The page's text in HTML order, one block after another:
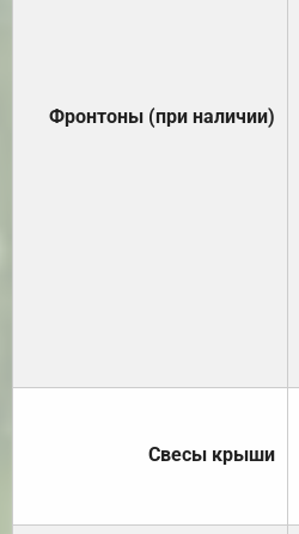
Фронтоны (при наличии)
Свесы крыши